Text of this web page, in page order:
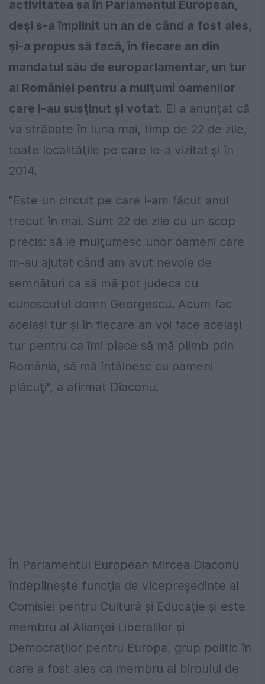
activitatea sa în Parlamentul European,
deși s-a împlinit un an de când a fost ales,
şi-a propus să facă, în fiecare an din
mandatul său de europarlamentar, un tur
al României pentru a mulţumi oamenilor
care l-au susţinut şi votat. El a anunțat că
va străbate în luna mai, timp de 22 de zile,
toate localităţile pe care le-a vizitat şi în
2014.
"Este un circuit pe care l-am făcut anul
trecut în mai. Sunt 22 de zile cu un scop
precis: să le mulţumesc unor oameni care
m-au ajutat când am avut nevoie de
semnături ca să mă pot judeca cu
cunoscutul domn Georgescu. Acum fac
acelaşi tur şi în fiecare an voi face acelaşi
tur pentru ca îmi place să mă plimb prin
România, să mă întâlnesc cu oameni
plăcuţi", a afirmat Diaconu.
În Parlamentul European Mircea Diaconu
îndeplineşte funcţia de vicepreşedinte al
Comisiei pentru Cultură şi Educaţie şi este
membru al Alianţei Liberalilor şi
Democraţilor pentru Europa, grup politic în
care a fost ales ca membru al biroului de